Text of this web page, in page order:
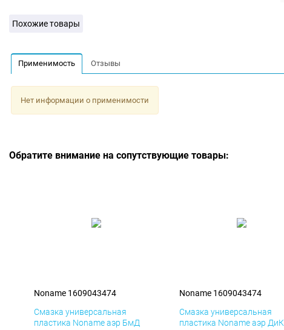
Похожие товары
Применимость Отзывы
Нет информации о применимости
Обратите внимание на сопутствующие товары:
Noname 1609043474
Смазка универсальная
пластика Noname аэр БмД
Noname 1609043474
Смазка универсальная
пластика Noname аэр ДиК